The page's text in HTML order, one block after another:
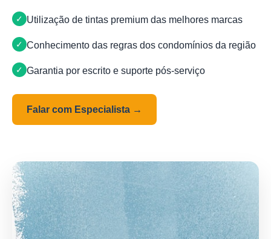
Utilização de tintas premium das melhores marcas
Conhecimento das regras dos condomínios da região
Garantia por escrito e suporte pós-serviço
Falar com Especialista →